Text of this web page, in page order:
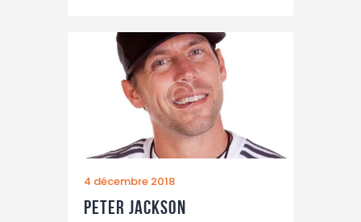
4 décembre 2018
Peter Jackson